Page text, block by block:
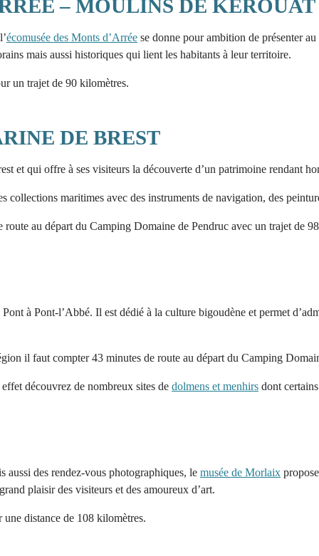
– MOULINS DE KEROUAT
écomusée des Monts d’Arrée se donne pour ambition de présenter
mais aussi historiques qui lient les habitants à leur territoire.
un trajet de 90 kilomètres.
DE BREST
et qui offre à ses visiteurs la découverte d’un patrimoine rendant
maritimes avec des instruments de navigation, des
au départ du Camping Domaine de Pendruc avec un trajet de
à Pont-l’Abbé. Il est dédié à la culture bigoudène et permet
il faut compter 43 minutes de route au départ du Camping
découvrez de nombreux sites de dolmens et menhirs dont
aussi des rendez-vous photographiques, le musée de Morlaix
plaisir des visiteurs et des amoureux d’art.
distance de 108 kilomètres.